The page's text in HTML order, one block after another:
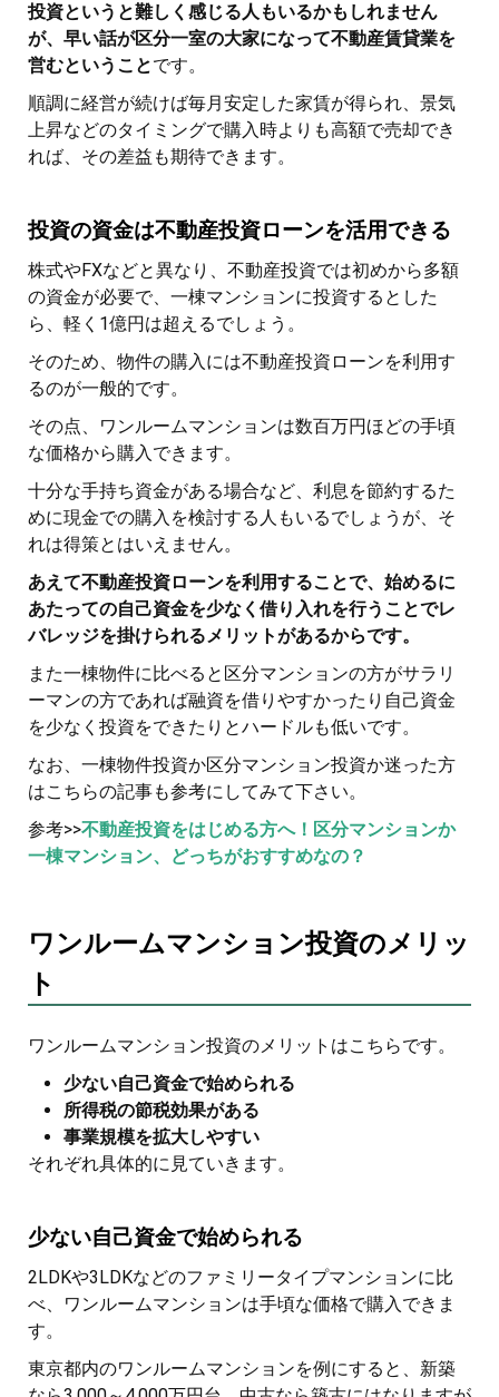
投資というと難しく感じる人もいるかもしれません
が、早い話が区分一室の大家になって不動産賃貸業を
営むということです。
順調に経営が続けば毎月安定した家賃が得られ、景気
上昇などのタイミングで購入時よりも高額で売却でき
れば、その差益も期待できます。
投資の資金は不動産投資ローンを活用できる
株式やFXなどと異なり、不動産投資では初めから多額
の資金が必要で、一棟マンションに投資するとした
ら、軽く1億円は超えるでしょう。
そのため、物件の購入には不動産投資ローンを利用す
るのが一般的です。
その点、ワンルームマンションは数百万円ほどの手頃
な価格から購入できます。
十分な手持ち資金がある場合など、利息を節約するた
めに現金での購入を検討する人もいるでしょうが、そ
れは得策とはいえません。
あえて不動産投資ローンを利用することで、始めるに
あたっての自己資金を少なく借り入れを行うことでレ
バレッジを掛けられるメリットがあるからです。
また一棟物件に比べると区分マンションの方がサラリ
ーマンの方であれば融資を借りやすかったり自己資金
を少なく投資をできたりとハードルも低いです。
なお、一棟物件投資か区分マンション投資か迷った方
はこちらの記事も参考にしてみて下さい。
参考>>不動産投資をはじめる方へ！区分マンションか
一棟マンション、どっちがおすすめなの？
ワンルームマンション投資のメリッ
ト
ワンルームマンション投資のメリットはこちらです。
少ない自己資金で始められる
所得税の節税効果がある
事業規模を拡大しやすい
それぞれ具体的に見ていきます。
少ない自己資金で始められる
2LDKや3LDKなどのファミリータイプマンションに比
べ、ワンルームマンションは手頃な価格で購入できま
す。
東京都内のワンルームマンションを例にすると、新築